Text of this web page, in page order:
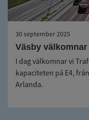
30 september 2025
Väsby
I dag välkomnar vi
kapaciteten på E4,
Arlanda.